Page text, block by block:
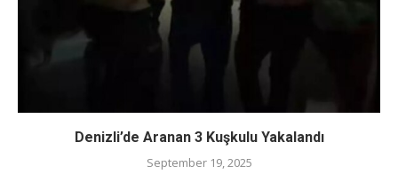
Denizli’de Aranan 3 Kuşkulu Yakalandı
September 19, 2025